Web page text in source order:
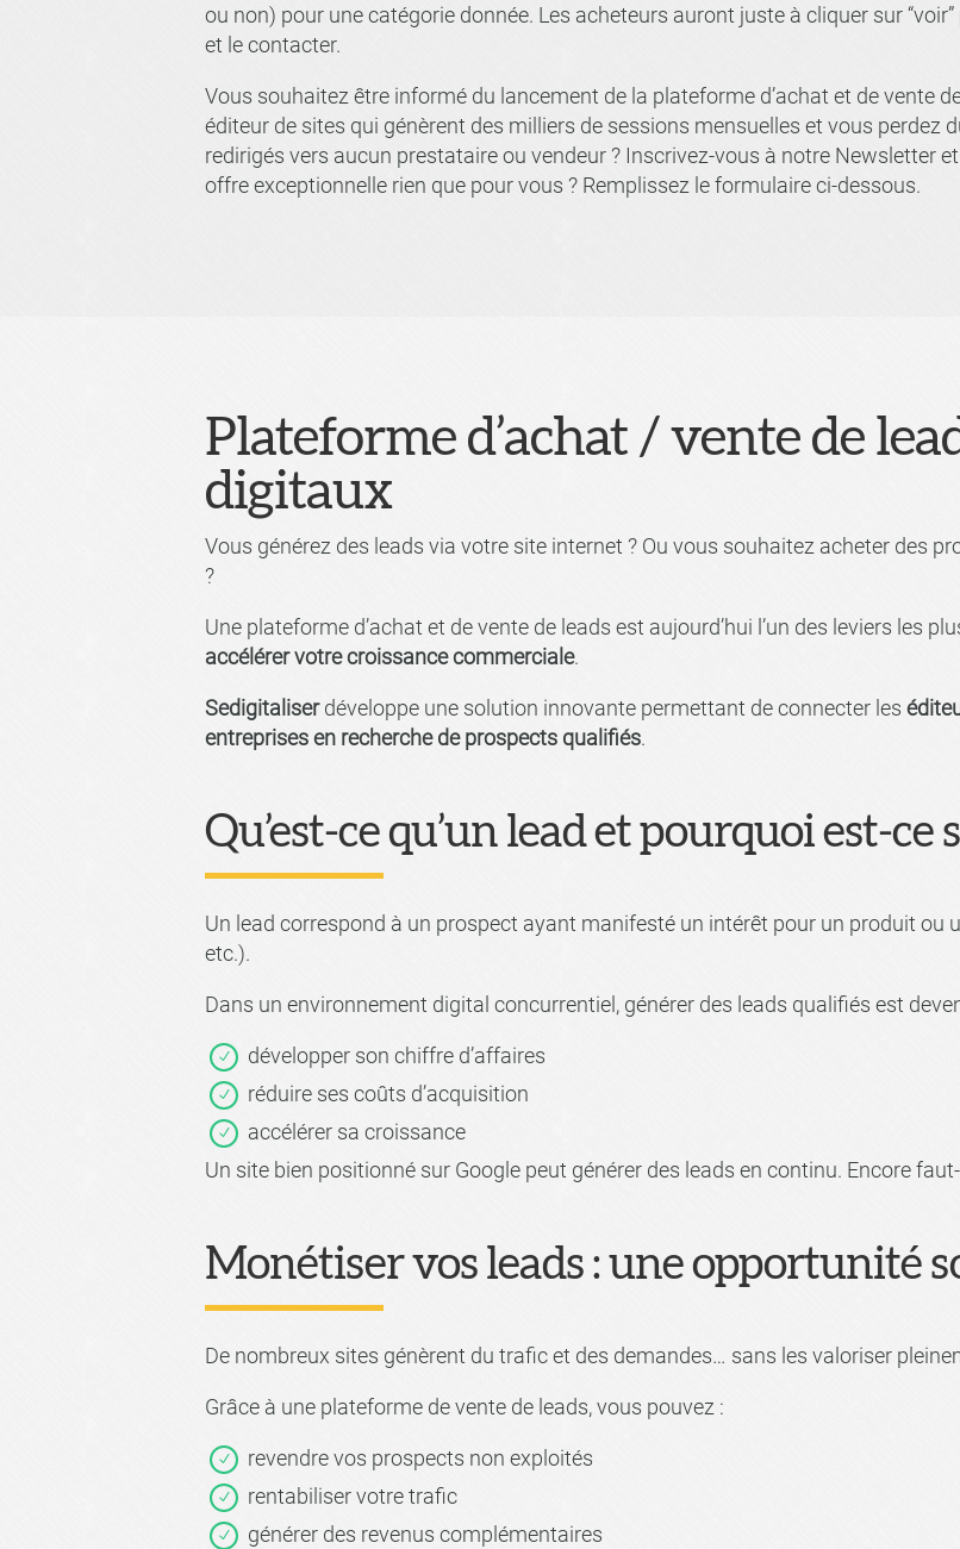
ou non) pour une catégorie donnée. Les acheteurs auront juste à cliquer sur
et le contacter.
Vous souhaitez être informé du lancement de la plateforme d’achat et de vente
éditeur de sites qui génèrent des milliers de sessions mensuelles et vous perdez
redirigés vers aucun prestataire ou vendeur ? Inscrivez-vous à notre Newsletter
offre exceptionnelle rien que pour vous ? Remplissez le formulaire ci-dessous.
Plateforme d’achat / vente de
digitaux
Vous générez des leads via votre site internet ? Ou vous souhaitez acheter des
?
Une plateforme d’achat et de vente de leads est aujourd’hui l’un des leviers les
accélérer votre croissance commerciale.
Sedigitaliserdéveloppe une solution innovante permettant de connecter les
entreprises en recherche de prospects qualifiés.
Qu’est-ce qu’un lead et pourquoi est-ce
Un lead correspond à un prospect ayant manifesté un intérêt pour un produit ou
etc.).
Dans un environnement digital concurrentiel, générer des leads qualifiés est
développer son chiffre d’affaires
réduire ses coûts d’acquisition
accélérer sa croissance
Un site bien positionné sur Google peut générer des leads en continu. Encore
Monétiser vos leads : une opportunité
De nombreux sites génèrent du trafic et des demandes… sans les valoriser
Grâce à une plateforme de vente de leads, vous pouvez :
revendre vos prospects non exploités
rentabiliser votre trafic
générer des revenus complémentaires